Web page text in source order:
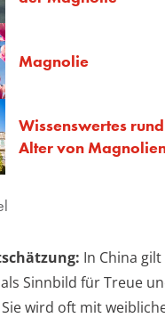
Magnolie
Wissenswertes
Alter von
In China
Sinnbild für Treue
wird oft mit